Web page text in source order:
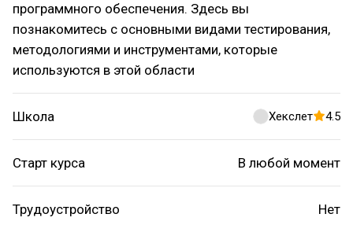
программного обеспечения. Здесь вы
познакомитесь с основными видами тестирования,
методологиями и инструментами, которые
используются в этой области
Школа Хекслет 4.5
Старт курса В любой момент
Трудоустройство Нет